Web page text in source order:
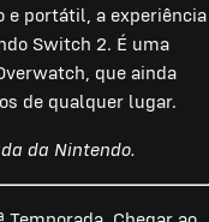
e portátil, a experiência
Switch 2. É uma
que ainda
de qualquer lugar.
da Nintendo.